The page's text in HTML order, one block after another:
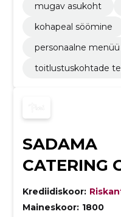
mugav asukoht
kohapeal söömine
personaalne
toitlustuskohtade
SADAMA
CATERING
Krediidiskoor:
Maineskoor: 1800